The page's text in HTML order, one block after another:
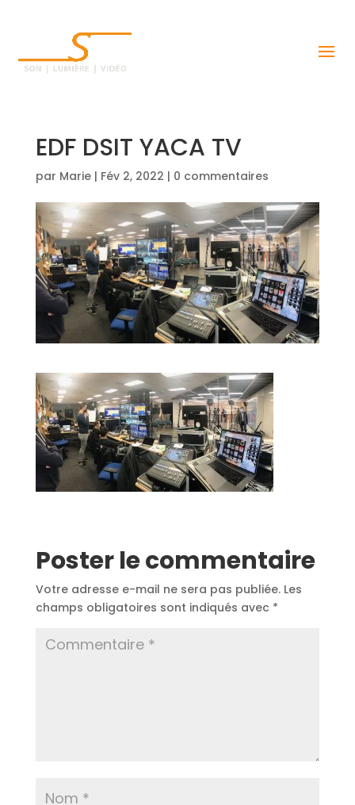
EDF DSIT YACA TV
par Marie| Fév 2, 2022 | 0 commentaires
Poster le commentaire
Votre adresse e-mail ne sera pas publiée. Les
champs obligatoires sont indiqués avec *